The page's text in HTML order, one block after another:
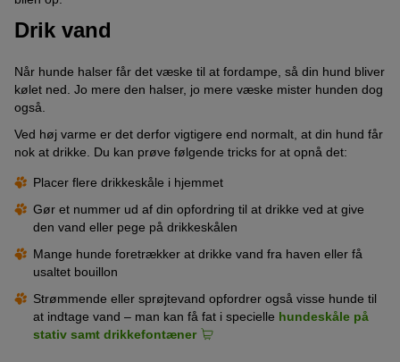
Drik vand
Når hunde halser får det væske til at fordampe, så din hund bliver
kølet ned. Jo mere den halser, jo mere væske mister hunden dog
også.
Ved høj varme er det derfor vigtigere end normalt, at din hund får
nok at drikke. Du kan prøve følgende tricks for at opnå det:
Placer flere drikkeskåle i hjemmet
Gør et nummer ud af din opfordring til at drikke ved at give
den vand eller pege på drikkeskålen
Mange hunde foretrækker at drikke vand fra haven eller få
usaltet bouillon
Strømmende eller sprøjtevand opfordrer også visse hunde til
at indtage vand – man kan få fat i specielle hundeskåle på
stativ samt drikkefontæner